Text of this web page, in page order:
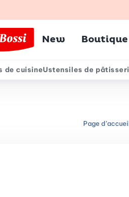
Menu
New Boutique
secondaire
de cuisineUstensiles de
Page